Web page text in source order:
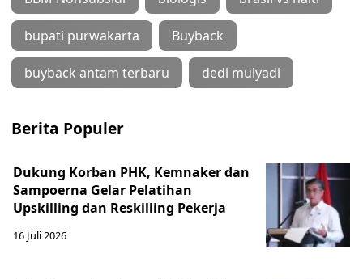
bupati purwakarta Buyback
buyback antam terbaru dedi mulyadi
Berita Populer
Dukung Korban PHK, Kemnaker dan
Sampoerna Gelar Pelatihan
Upskilling dan Reskilling Pekerja
16 Juli 2026